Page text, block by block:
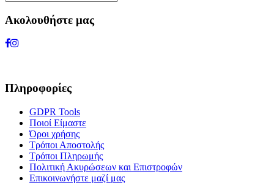
Ακολουθήστε μας
Πληροφορίες
GDPR Tools
Ποιοί Είμαστε
Όροι χρήσης
Τρόποι Αποστολής
Τρόποι Πληρωμής
Πολιτική Ακυρώσεων και Επιστροφών
Επικοινωνήστε μαζί μας